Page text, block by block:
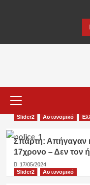
Menu
Slider2 Αστυνομικό
Σπάρτη: Απήγαγαν
17χρονο – Δεν τον
17/05/2024
Slider2
Αστυνομικό